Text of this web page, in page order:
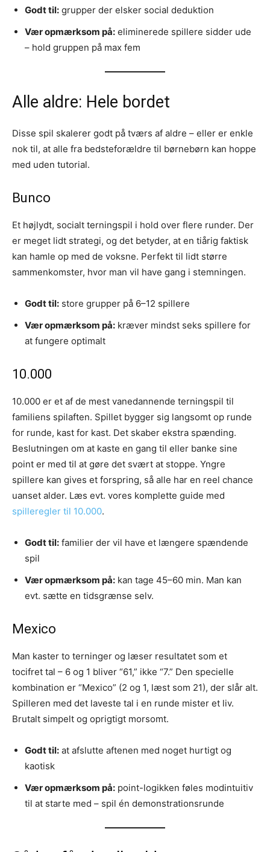
Godt til: grupper der elsker social deduktion
Vær opmærksom på: eliminerede spillere sidder ude
– hold gruppen på max fem
Alle aldre: Hele bordet
Disse spil skalerer godt på tværs af aldre – eller er enkle
nok til, at alle fra bedsteforældre til børnebørn kan hoppe
med uden tutorial.
Bunco
Et højlydt, socialt terningspil i hold over flere runder. Der
er meget lidt strategi, og det betyder, at en tiårig faktisk
kan hamle op med de voksne. Perfekt til lidt større
sammenkomster, hvor man vil have gang i stemningen.
Godt til: store grupper på 6–12 spillere
Vær opmærksom på: kræver mindst seks spillere for
at fungere optimalt
10.000
10.000 er et af de mest vanedannende terningspil til
familiens spilaften. Spillet bygger sig langsomt op runde
for runde, kast for kast. Det skaber ekstra spænding.
Beslutningen om at kaste en gang til eller banke sine
point er med til at gøre det svært at stoppe. Yngre
spillere kan gives et forspring, så alle har en reel chance
uanset alder. Læs evt. vores komplette guide med
spilleregler til 10.000.
Godt til: familier der vil have et længere spændende
spil
Vær opmærksom på: kan tage 45–60 min. Man kan
evt. sætte en tidsgrænse selv.
Mexico
Man kaster to terninger og læser resultatet som et
tocifret tal – 6 og 1 bliver “61,” ikke “7.” Den specielle
kombination er “Mexico” (2 og 1, læst som 21), der slår alt.
Spilleren med det laveste tal i en runde mister et liv.
Brutalt simpelt og oprigtigt morsomt.
Godt til: at afslutte aftenen med noget hurtigt og
kaotisk
Vær opmærksom på: point-logikken føles modintuitiv
til at starte med – spil én demonstrationsrunde